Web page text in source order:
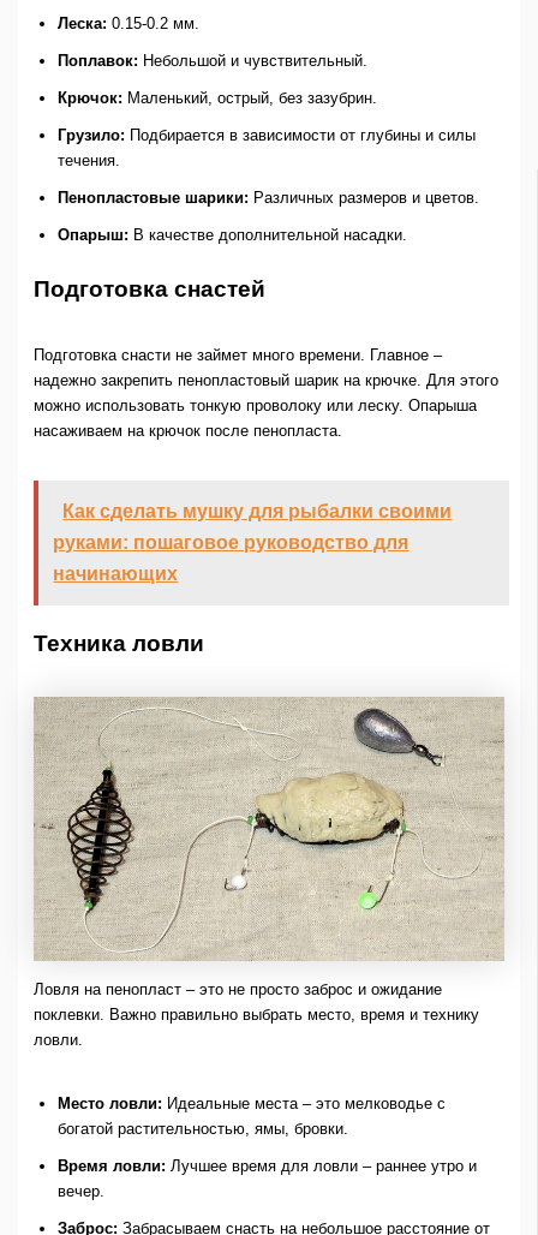
Леска: 0.15-0.2 мм.
Поплавок: Небольшой и чувствительный.
Крючок: Маленький, острый, без зазубрин.
Грузило: Подбирается в зависимости от глубины и силы
течения.
Пенопластовые шарики: Различных размеров и цветов.
Опарыш: В качестве дополнительной насадки.
Подготовка снастей
Подготовка снасти не займет много времени. Главное –
надежно закрепить пенопластовый шарик на крючке. Для этого
можно использовать тонкую проволоку или леску. Опарыша
насаживаем на крючок после пенопласта.
Как сделать мушку для рыбалки своими
руками: пошаговое руководство для
начинающих
Техника ловли
Ловля на пенопласт – это не просто заброс и ожидание
поклевки. Важно правильно выбрать место, время и технику
ловли.
Место ловли: Идеальные места – это мелководье с
богатой растительностью, ямы, бровки.
Время ловли: Лучшее время для ловли – раннее утро и
вечер.
Заброс: Забрасываем снасть на небольшое расстояние от